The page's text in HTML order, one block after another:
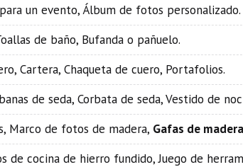
un evento, Álbum de fotos personalizado.
de baño, Bufanda o pañuelo.
Cartera, Chaqueta de cuero, Portafolios.
de seda, Corbata de seda, Vestido de
Marco de fotos de madera, Gafas de madera
de cocina de hierro fundido, Juego de